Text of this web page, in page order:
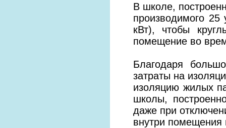
В школе,
производимого 25
кВт), чтобы
помещение во
Благодаря
затраты на
изоляцию жилых
школы,
даже при
внутри помещения